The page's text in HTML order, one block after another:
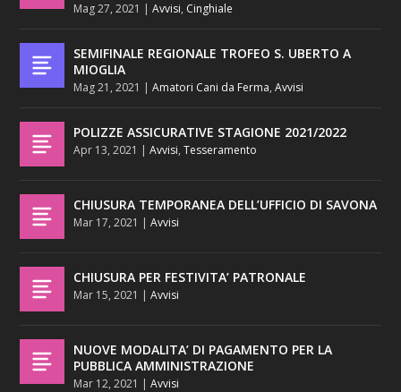
Mag 27, 2021 |Avvisi, Cinghiale
SEMIFINALE REGIONALE TROFEO S. UBERTO A
MIOGLIA
Mag 21, 2021 |Amatori Cani da Ferma,Avvisi
POLIZZE ASSICURATIVE STAGIONE 2021/2022
Apr 13, 2021 |Avvisi,Tesseramento
CHIUSURA TEMPORANEA DELL’UFFICIO DI SAVONA
Mar 17, 2021 |Avvisi
CHIUSURA PER FESTIVITA’ PATRONALE
Mar 15, 2021 |Avvisi
NUOVE MODALITA’ DI PAGAMENTO PER LA
PUBBLICA AMMINISTRAZIONE
Mar 12, 2021 |Avvisi